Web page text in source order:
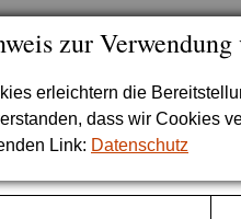
zur
erleichtern die
dass wir Cookies
Link: Datenschutz